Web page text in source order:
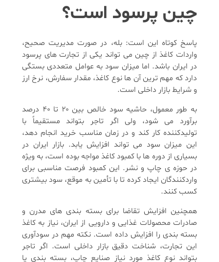
چین پرسود است؟
پاسخ کوتاه این است: بله، در صورت مدیریت صحیح،
واردات کاغذ از چین می تواند یکی از تجارت های پرسود
در ایران باشد. اما میزان سود به عوامل متعددی بستگی
دارد که مهم ترین آن ها نوع کاغذ، مقدار سفارش، نرخ ارز
و شرایط بازار داخلی است.
به طور معمول، حاشیه سود خالص بین ۲۰ تا ۴۰ درصد
برآورد می شود، ولی اگر تاجر بتواند مستقیماً با
تولیدکننده کار کند و در زمان مناسب خرید انجام دهد،
این میزان سود می تواند افزایش یابد. بازار ایران در
بسیاری از دوره ها با کمبود کاغذ مواجه بوده است، به ویژه
در حوزه ی چاپ و نشر. این کمبود فرصت مناسبی برای
واردکنندگان ایجاد کرده تا با تأمین به موقع، سود بیشتری
کسب کنند.
همچنین افزایش تقاضا برای بسته بندی های مدرن و
صادرات محصولات غذایی و دارویی از ایران، نیاز به کاغذ
بسته بندی را افزایش داده است. نکته مهم در سودآوری
این تجارت، شناخت دقیق بازار داخلی است. اگر تاجر
بتواند نوع کاغذ مورد نیاز صنایع چاپ، بسته بندی یا